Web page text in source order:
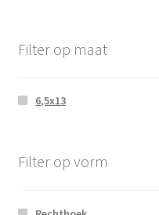
Filter op maat
6,5x13
Filter op vorm